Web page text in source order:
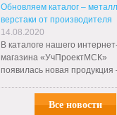
Обновляем каталог –
верстаки от производителя
14.08.2020
В каталоге нашего
магазина «УчПроектМСК»
появилась новая продукция
Все новости